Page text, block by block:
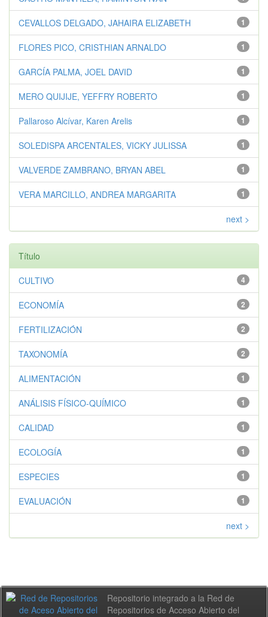
1
CEVALLOS DELGADO, JAHAIRA ELIZABETH
1
FLORES PICO, CRISTHIAN ARNALDO
1
GARCÍA PALMA, JOEL DAVID
1
MERO QUIJIJE, YEFFRY ROBERTO
1
Pallaroso Alcívar, Karen Arelis
1
SOLEDISPA ARCENTALES, VICKY JULISSA
1
VALVERDE ZAMBRANO, BRYAN ABEL
1
VERA MARCILLO, ANDREA MARGARITA
next >
Título
4
CULTIVO
2
ECONOMÍA
2
FERTILIZACIÓN
2
TAXONOMÍA
1
ALIMENTACIÓN
1
ANÁLISIS FÍSICO-QUÍMICO
1
CALIDAD
1
ECOLOGÍA
1
ESPECIES
1
EVALUACIÓN
next >
Repositorio integrado a la Red de
Repositorios de Acceso Abierto del